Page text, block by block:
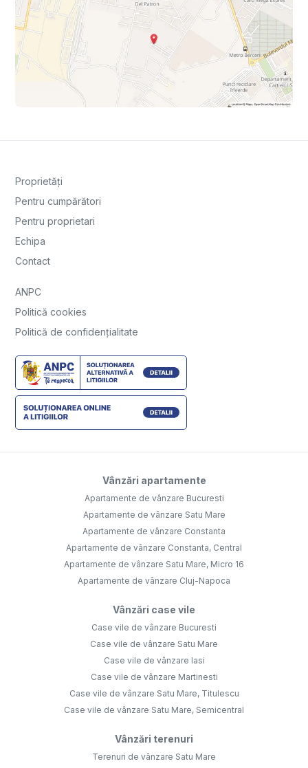
Proprietăți
Pentru cumpărători
Pentru proprietari
Echipa
Contact
ANPC
Politică cookies
Politică de confidențialitate
Vânzări apartamente
Apartamente de vânzare Bucuresti
Apartamente de vânzare Satu Mare
Apartamente de vânzare Constanta
Apartamente de vânzare Constanta, Central
Apartamente de vânzare Satu Mare, Micro 16
Apartamente de vânzare Cluj-Napoca
Vânzări case vile
Case vile de vânzare Bucuresti
Case vile de vânzare Satu Mare
Case vile de vânzare Iasi
Case vile de vânzare Martinesti
Case vile de vânzare Satu Mare, Titulescu
Case vile de vânzare Satu Mare, Semicentral
Vânzări terenuri
Terenuri de vânzare Satu Mare